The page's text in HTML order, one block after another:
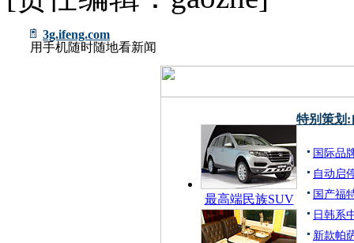
3g.ifeng.com
用手机随时随地看新闻
最高端民族SUV
特别策划:
国际品
自动启
国产福
日韩系
新款帕